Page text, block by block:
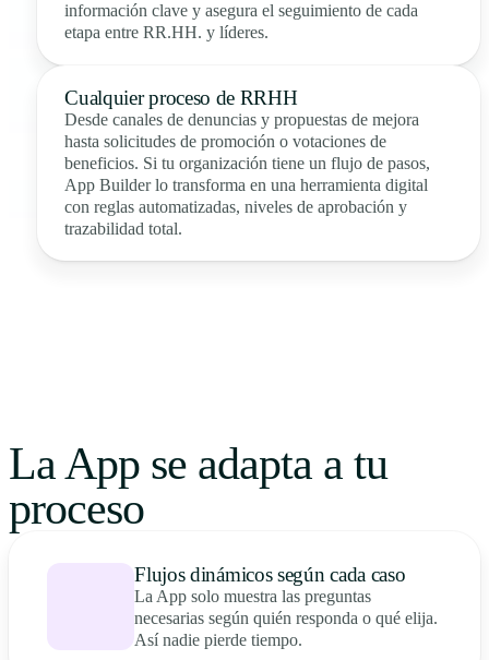
información clave y asegura el seguimiento de cada
etapa entre RR.HH. y líderes.
Cualquier proceso de RRHH
Desde canales de denuncias y propuestas de mejora
hasta solicitudes de promoción o votaciones de
beneficios. Si tu organización tiene un flujo de pasos,
App Builder lo transforma en una herramienta digital
con reglas automatizadas, niveles de aprobación y
trazabilidad total.
La App se adapta a tu
proceso
Flujos dinámicos según cada caso
La App solo muestra las preguntas
necesarias según quién responda o qué elija.
Así nadie pierde tiempo.